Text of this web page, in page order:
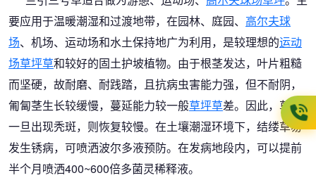
要应用于温暖潮湿和过渡地带，在园林、庭园、 高尔夫球
场、机场、运动场和水土保持地广为利用，是较理想的运动
场草坪草和较好的固土护坡植物。由于根茎发达，叶片粗糙
而坚硬，故耐磨、耐践踏，且抗病虫害能力强，但不耐阴，
匍匐茎生长较缓慢，蔓延能力较一般草坪草差。因此，草坪
一旦出现秃斑，则恢复较慢。在土壤潮湿环境下，结缕草易
发生锈病，可喷洒波尔多液预防。在发病地段内，可以提前
半个月喷洒400~600倍多菌灵稀释液。